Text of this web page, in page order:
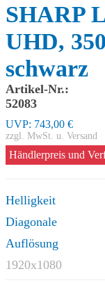
SHARP
UHD,
schwarz
Artikel-Nr.:
52083
UVP: 743,00 €
zzgl. MwSt. u. Versand
Händlerpreis und
Helligkeit
Diagonale
Auflösung
1920x1080